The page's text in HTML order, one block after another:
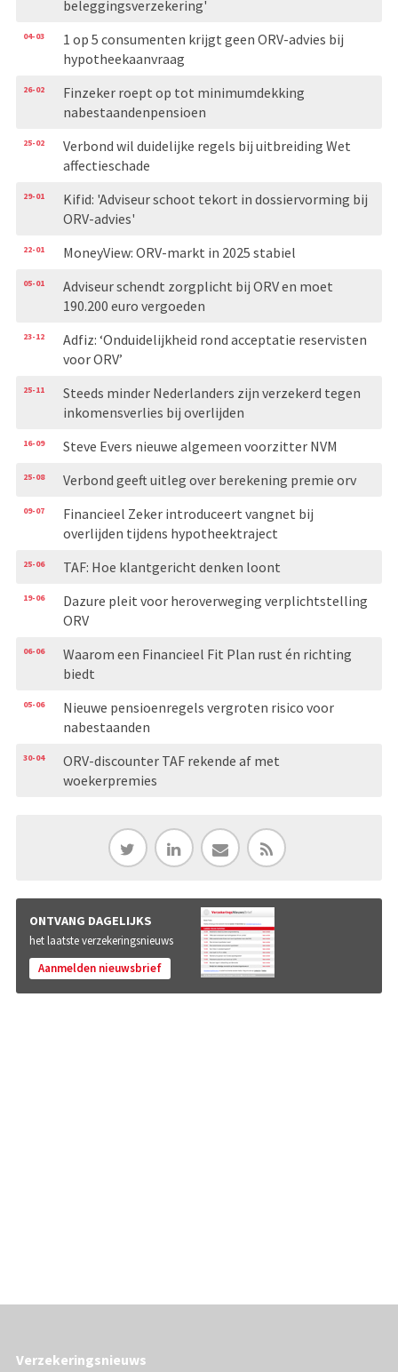
beleggingsverzekering'
04-03
1 op 5 consumenten krijgt geen ORV-advies bij
hypotheekaanvraag
26-02
Finzeker roept op tot minimumdekking
nabestaandenpensioen
25-02
Verbond wil duidelijke regels bij uitbreiding Wet
affectieschade
29-01
Kifid: 'Adviseur schoot tekort in dossiervorming bij
ORV-advies'
22-01 MoneyView: ORV-markt in 2025 stabiel
05-01
Adviseur schendt zorgplicht bij ORV en moet
190.200 euro vergoeden
23-12
Adfiz: ‘Onduidelijkheid rond acceptatie reservisten
voor ORV’
25-11
Steeds minder Nederlanders zijn verzekerd tegen
inkomensverlies bij overlijden
16-09 Steve Evers nieuwe algemeen voorzitter NVM
25-08 Verbond geeft uitleg over berekening premie orv
09-07
Financieel Zeker introduceert vangnet bij
overlijden tijdens hypotheektraject
25-06 TAF: Hoe klantgericht denken loont
19-06
Dazure pleit voor heroverweging verplichtstelling
ORV
06-06
Waarom een Financieel Fit Plan rust én richting
biedt
05-06
Nieuwe pensioenregels vergroten risico voor
nabestaanden
30-04
ORV-discounter TAF rekende af met
woekerpremies
ONTVANG DAGELIJKS
het laatste verzekeringsnieuws
Aanmelden nieuwsbrief
Verzekeringsnieuws